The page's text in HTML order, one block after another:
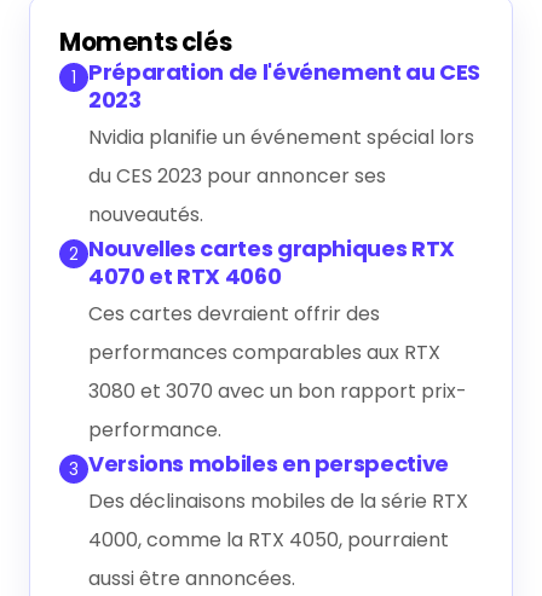
Générer le résumé IA
Moments clés
1
Préparation de l'événement au CES
2023
Nvidia planifie un événement spécial lors
du CES 2023 pour annoncer ses
nouveautés.
2 Nouvelles cartes graphiques RTX
4070 et RTX 4060
Ces cartes devraient offrir des
performances comparables aux RTX
3080 et 3070 avec un bon rapport prix-
performance.
3 Versions mobiles en perspective
Des déclinaisons mobiles de la série RTX
4000, comme la RTX 4050, pourraient
aussi être annoncées.